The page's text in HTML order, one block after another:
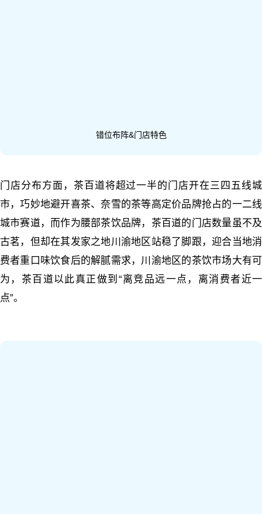
错位布阵&门店特色
门店分布方面，茶百道将超过一半的门店开在三四五线城
市，巧妙地避开喜茶、奈雪的茶等高定价品牌抢占的一二线
城市赛道，而作为腰部茶饮品牌，茶百道的门店数量虽不及
古茗，但却在其发家之地川渝地区站稳了脚跟，迎合当地消
费者重口味饮食后的解腻需求，川渝地区的茶饮市场大有可
为，茶百道以此真正做到“离竞品远一点，离消费者近一
点”。